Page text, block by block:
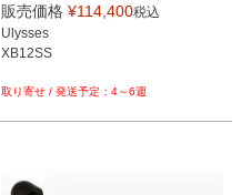
205307 KIT
販売価格 ¥114,400税込
Ulysses
XB12SS
4～6週